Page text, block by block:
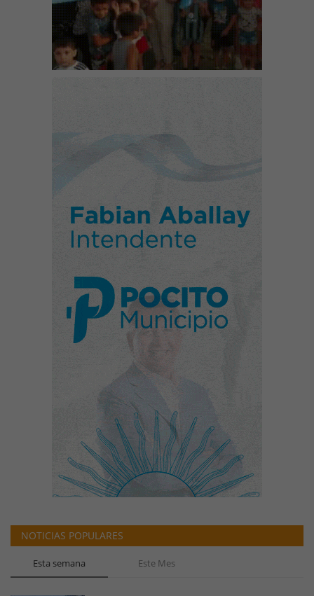
NOTICIAS POPULARES
Esta semana Este Mes